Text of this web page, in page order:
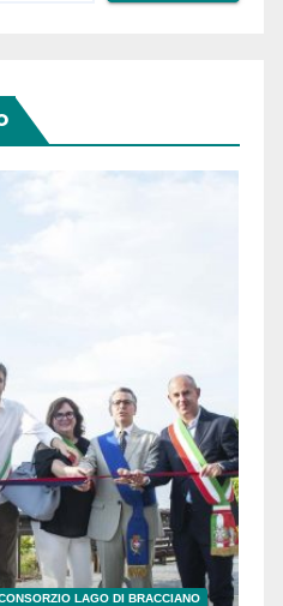
LAGO DI BRACCIANO